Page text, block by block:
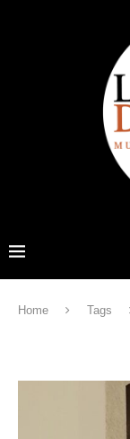
Home Tags